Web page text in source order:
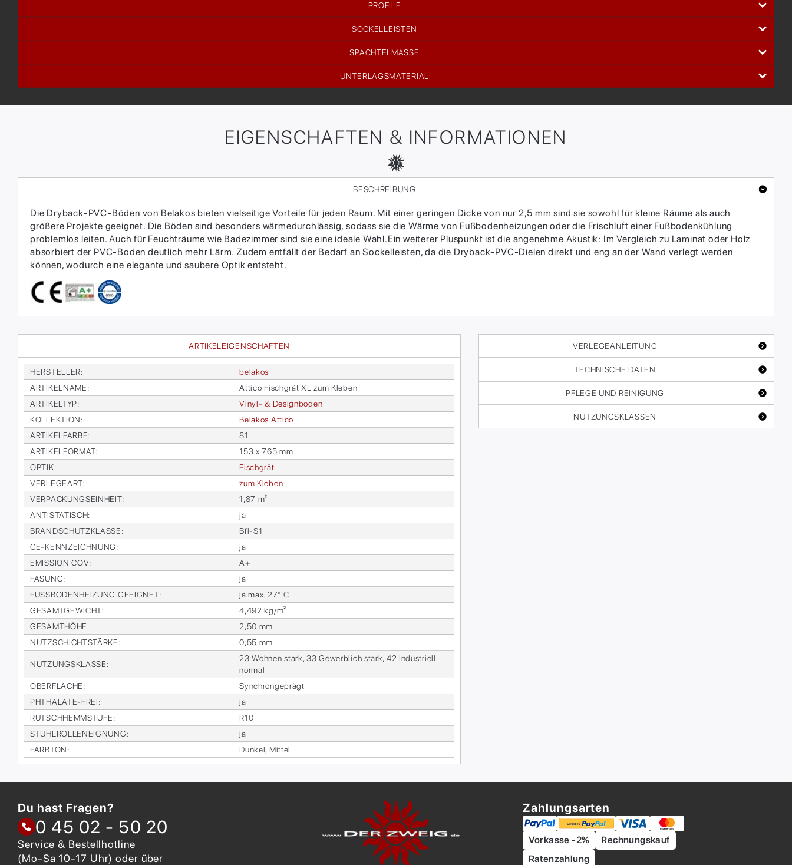
PROFILE
SOCKELLEISTEN
SPACHTELMASSE
UNTERLAGSMATERIAL
EIGENSCHAFTEN & INFORMATIONEN
ARTIKELEIGENSCHAFTEN
HER­STEL­LER:
bela­kos
AR­TI­KEL­NA­ME:
At­ti­co Fisch­grät XL zum Kle­ben
AR­TI­KEL­TYP:
Vi­nyl- & De­sign­bo­den
KOL­LEK­TI­ON:
Bela­kos At­ti­co
AR­TI­KEL­FAR­BE:
81
AR­TI­KEL­FOR­MAT:
153 x 765 mm
OP­TIK:
Fisch­grät
VER­LE­GE­ART:
zum Kle­ben
VER­PA­CKUNGS­EIN­HEIT:
1,87 m²
AN­TI­STA­TISCH:
ja
BRAND­SCHUTZ­KLAS­SE:
Bfl-S1
CE-KENN­ZEICH­NUNG:
ja
EMIS­SI­ON COV:
A+
FA­SUNG:
ja
FUSS­BO­DEN­HEI­ZUNG GE­EIG­NET:
ja max. 27° C
GE­SAMT­GE­WICHT:
4,492 kg/m²
GE­SAMT­HÖ­HE:
2,50 mm
NUTZ­SCHICHT­STÄR­KE: 0,55 mm
NUT­ZUNGS­KLAS­SE:
23 Woh­nen stark, 33 Ge­werb­lich stark, 42 In­dus­tri­ell
nor­mal
OBER­FLÄ­CHE:
Syn­chron­ge­prägt
PHTHA­LA­TE-FREI:
ja
RUTSCH­HEMM­STU­FE:
R10
STUHL­ROL­LEN­EIG­NUNG:
ja
FARB­TON: Dun­kel, Mit­tel
BESCHREIBUNG
Die Dryback-PVC-Böden von Belakos bieten vielseitige Vorteile für jeden Raum. Mit einer geringen Dicke von nur 2,5 mm sind sie sowohl für kleine Räume als auch
größere Projekte geeignet. Die Böden sind besonders wärmedurchlässig, sodass sie die Wärme von Fußbodenheizungen oder die Frischluft einer Fußbodenkühlung
problemlos leiten. Auch für Feuchträume wie Badezimmer sind sie eine ideale Wahl.Ein weiterer Pluspunkt ist die angenehme Akustik: Im Vergleich zu Laminat oder Holz
absorbiert der PVC-Boden deutlich mehr Lärm. Zudem entfällt der Bedarf an Sockelleisten, da die Dryback-PVC-Dielen direkt und eng an der Wand verlegt werden
können, wodurch eine elegante und saubere Optik entsteht.
VERLEGEANLEITUNG
TECHNISCHE DATEN
PFLEGE UND REINIGUNG
NUTZUNGSKLASSEN
Du hast Fragen?
0 45 02 - 50 20
Service & Bestellhotline
(Mo-Sa 10-17 Uhr) oder über
Zahlungsarten
Vorkasse -2%
Rechnungskauf
Ratenzahlung